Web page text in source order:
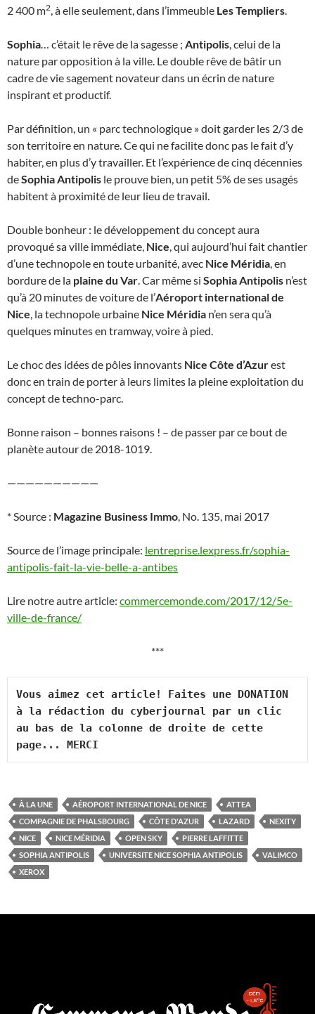
2 400 m2, à elle seulement, dans l’immeuble Les Templiers.
Sophia… c’était le rêve de la sagesse ; Antipolis, celui de la
nature par opposition à la ville. Le double rêve de bâtir un
cadre de vie sagement novateur dans un écrin de nature
inspirant et productif.
Par définition, un « parc technologique » doit garder les 2/3 de
son territoire en nature. Ce qui ne facilite donc pas le fait d’y
habiter, en plus d’y travailler. Et l’expérience de cinq décennies
deSophia Antipolis le prouve bien, un petit 5% de ses usagés
habitent à proximité de leur lieu de travail.
Double bonheur : le développement du concept aura
provoqué sa ville immédiate, Nice, qui aujourd’hui fait chantier
d’une technopole en toute urbanité, avec Nice Méridia, en
bordure de la plaine du Var. Car même si Sophia Antipolis n’est
qu’à 20 minutes de voiture de l’Aéroport international de
Nice, la technopole urbaine Nice Méridia n’en sera qu’à
quelques minutes en tramway, voire à pied.
Le choc des idées de pôles innovants Nice Côte d’Azurest
donc en train de porter à leurs limites la pleine exploitation du
concept de techno-parc.
Bonne raison – bonnes raisons ! – de passer par ce bout de
planète autour de 2018-1019.
——————————
* Source : Magazine Business Immo, No. 135, mai 2017
Source de l’image principale: lentreprise.lexpress.fr/sophia-
antipolis-fait-la-vie-belle-a-antibes
Lire notre autre article: commercemonde.com/2017/12/5e-
ville-de-france/
***
Vous aimez cet article! Faites une DONATION
à la rédaction du cyberjournal par un clic
au bas de la colonne de droite de cette
page... MERCI
À LA UNE AÉROPORT INTERNATIONAL DE NICE
ATTEA
COMPAGNIE DE PHALSBOURG
CÔTE D'AZUR LAZARD
NEXITY
NICE
NICE MÉRIDIA OPEN SKY
PIERRE LAFFITTE
SOPHIA ANTIPOLIS
UNIVERSITE NICE SOPHIA ANTIPOLIS
VALIMCO
XEROX